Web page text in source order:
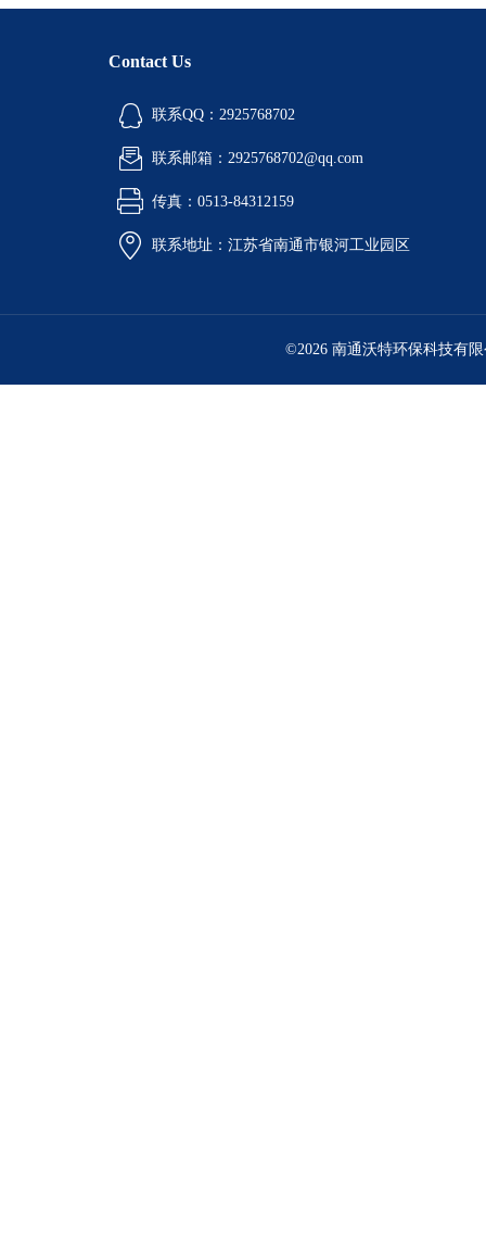
Contact Us
联系QQ：2925768702
联系邮箱：2925768702@qq.com
传真：0513-84312159
联系地址：江苏省南通市银河工业园区
©2026 南通沃特环保科技有